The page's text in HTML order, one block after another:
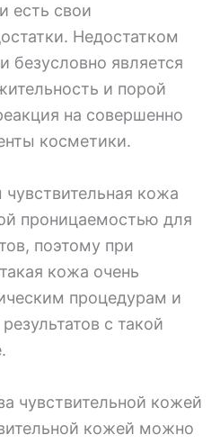
есть свои
Недостатком
безусловно является
и порой
на совершенно
косметики.
кожа
проницаемостью для
поэтому при
кожа очень
процедурам и
с такой
чувствительной кожей
кожей можно